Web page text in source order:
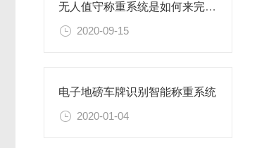
无人值守称重系统是如何来完成自动称重的
2020-09-15
电子地磅车牌识别智能称重系统
2020-01-04